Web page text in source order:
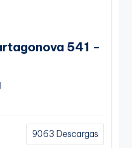
541 –
9063 Descargas